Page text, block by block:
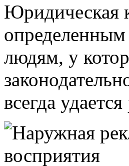
Юридическая
определенным
людям, у
всегда